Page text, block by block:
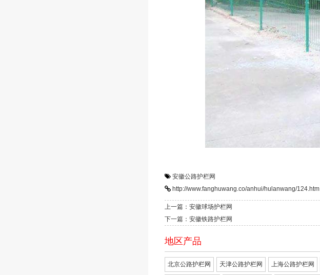
安徽公路护栏网
http://www.fanghuwang.co/anhui/hulanwang/124.htm
上一篇：安徽球场护栏网
下一篇：安徽铁路护栏网
地区产品
北京公路护栏网 天津公路护栏网 上海公路护栏网